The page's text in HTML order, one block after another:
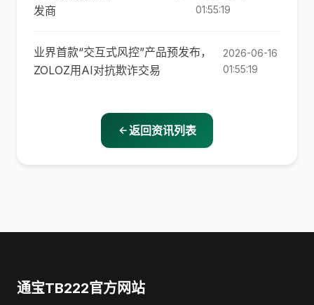
发商
01:55:19
业界首款“交互式风控”产品预发布，
ZOLOZ用AI对抗欺诈交易
2026-06-16
01:55:19
返回资讯列表
通宝TB222官方网站